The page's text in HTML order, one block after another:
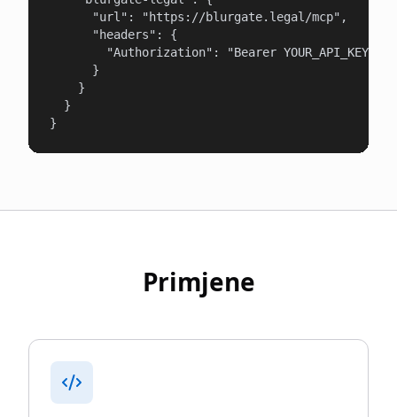
      "url": "https://blurgate.legal/mcp",
      "headers": {
        "Authorization": "Bearer YOUR_API_KEY"
      }
    }
  }
}
Primjene